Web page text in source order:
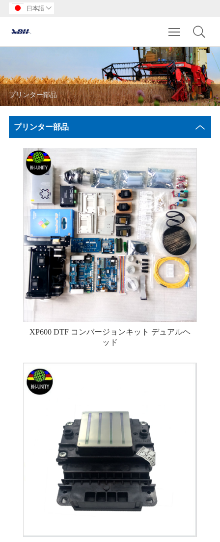
日本語 
Toggle
プリンター部品
プリンター部品
XP600 DTF コンバージョンキット デュアルヘ
ッド